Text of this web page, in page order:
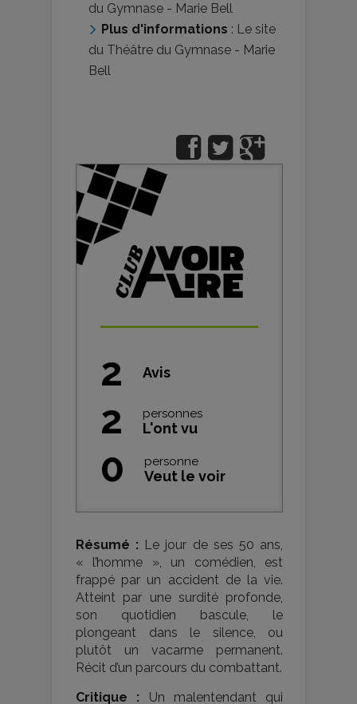
du Gymnase - Marie Bell
Plus d'informations : Le site
du Théâtre du Gymnase - Marie
Bell
2 Avis
2 personnes
L'ont vu
0 personne
Veut le voir
Résumé : Le jour de ses 50 ans,
« l’homme », un comédien, est
frappé par un accident de la vie.
Atteint par une surdité profonde,
son quotidien bascule, le
plongeant dans le silence, ou
plutôt un vacarme permanent.
Récit d’un parcours du combattant.
Critique : Un malentendant qui